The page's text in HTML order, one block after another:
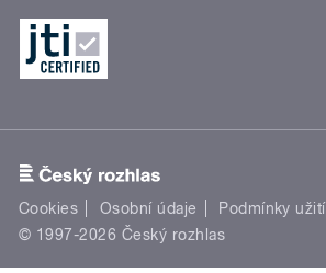
Cookies Osobní údaje Podmínky užití
© 1997-2026 Český rozhlas